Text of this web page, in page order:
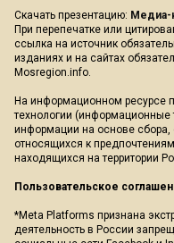
Скачать презентацию: Медиа-
При перепечатке или
ссылка на источник
изданиях и на сайтах
Mosregion.info.
На информационном ресурсе
технологии (информационные
информации на основе сбора,
относящихся к
находящихся на территории
Пользовательское
*Meta Platforms признана
деятельность в России